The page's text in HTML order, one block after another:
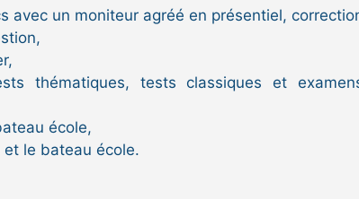
avec un moniteur agréé en présentiel,
thématiques, tests classiques et
école,
et le bateau école.